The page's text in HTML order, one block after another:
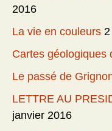
2016
La vie en couleurs
Cartes géologiques
Le passé de
LETTRE AU
janvier 2016